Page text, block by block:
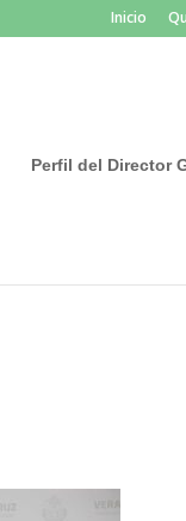
Inicio
Perfil del Director